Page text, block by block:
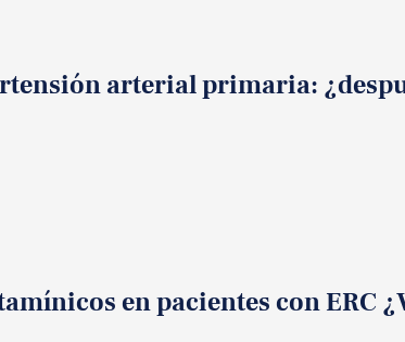
arterial primaria:
en pacientes con ERC